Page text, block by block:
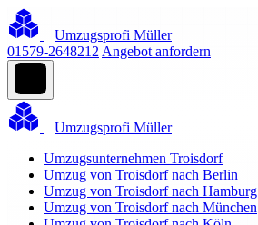
Umzugsprofi Müller
01579-2648212 Angebot anfordern
Umzugsprofi Müller
Umzugsunternehmen Troisdorf
Umzug von Troisdorf nach Berlin
Umzug von Troisdorf nach Hamburg
Umzug von Troisdorf nach München